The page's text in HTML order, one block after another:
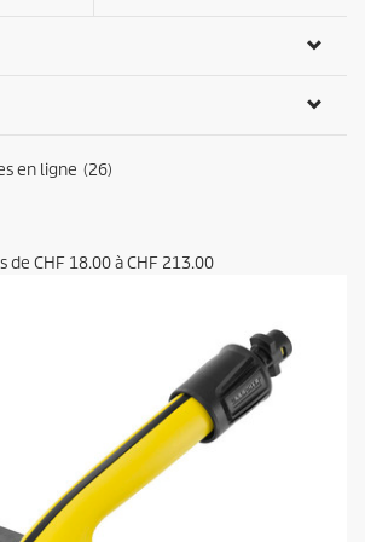
en ligne (26)
de CHF 18.00àCHF 213.00